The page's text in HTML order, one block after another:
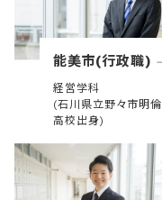
能美市(行政職)
経営学科
(石川県立野々市明倫
高校出身)